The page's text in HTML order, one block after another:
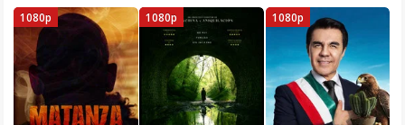
1080p 1080p 1080p